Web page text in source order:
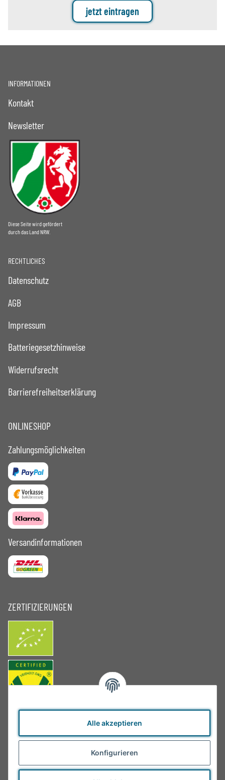
Alle akzeptieren
Konfigurieren
jetzt eintragen
INFORMATIONEN
Kontakt
Newsletter
Diese Seite wird gefördert
durch das Land NRW.
RECHTLICHES
Datenschutz
AGB
Impressum
Batteriegesetzhinweise
Widerrufsrecht
Barrierefreiheitserklärung
ONLINESHOP
Zahlungsmöglichkeiten
Versandinformationen
ZERTIFIZIERUNGEN